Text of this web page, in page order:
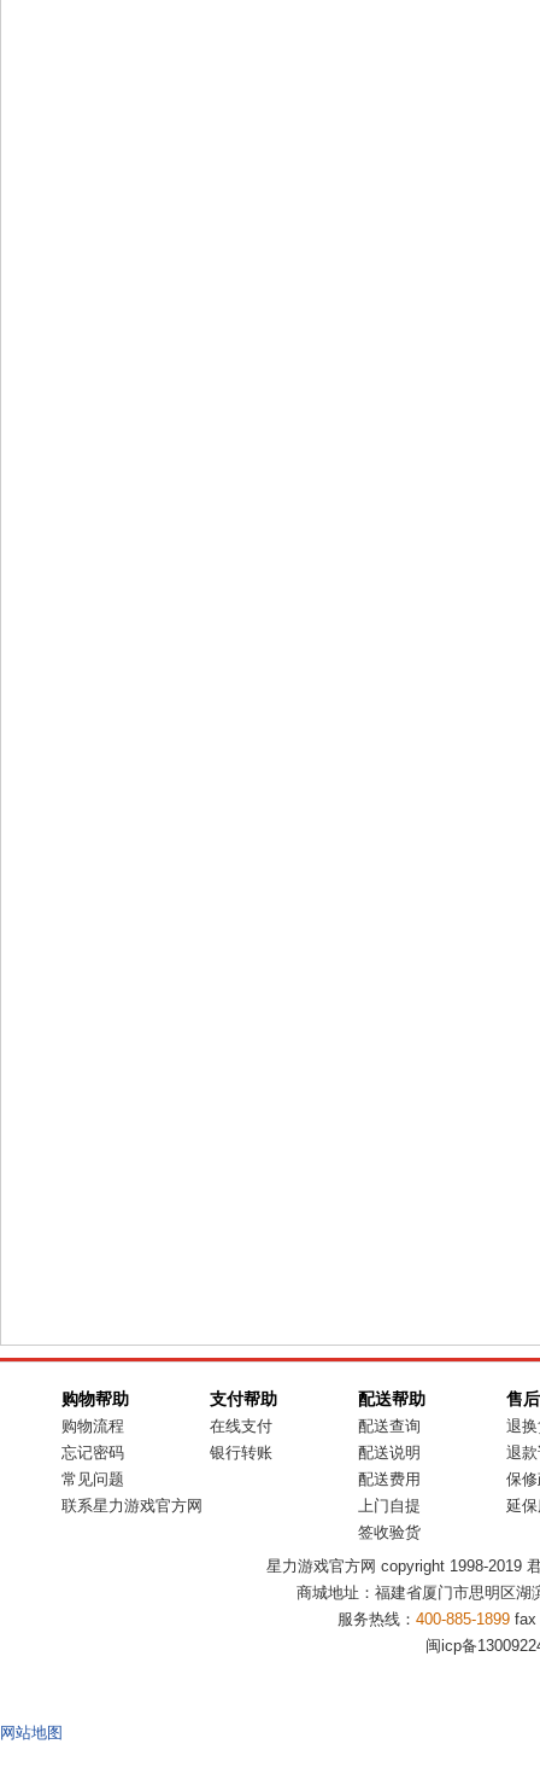
购物帮助
购物流程
忘记密码
常见问题
联系星力游戏官方网
支付帮助
在线支付
银行转账
配送帮助
配送查询
配送说明
配送费用
上门自提
签收验货
售
退
退
保
延
星力游戏官方网 copyright 1998-2019
商城地址：福建省厦门市思明区湖
服务热线： 400-885-1899fax
闽icp备
网站地图